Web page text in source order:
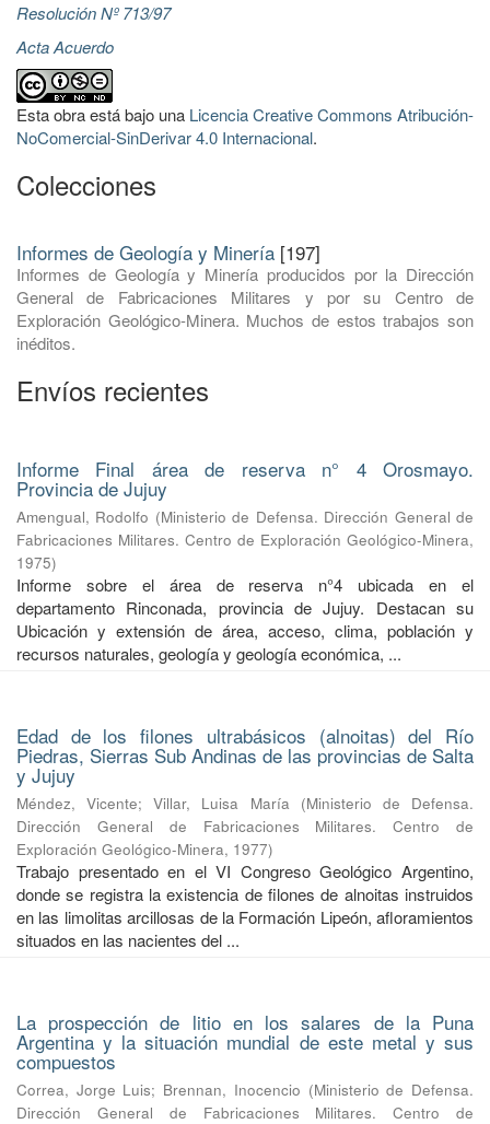
Resolución Nº 713/97
Acta Acuerdo
Esta obra está bajo una Licencia Creative Commons Atribución-
NoComercial-SinDerivar 4.0 Internacional.
Colecciones
Informes de Geología y Minería [197]
Informes de Geología y Minería producidos por la Dirección
General de Fabricaciones Militares y por su Centro de
Exploración Geológico-Minera. Muchos de estos trabajos son
inéditos.
Envíos recientes
Informe Final área de reserva n° 4 Orosmayo.
Provincia de Jujuy
Amengual, Rodolfo (Ministerio de Defensa. Dirección General de
Fabricaciones Militares. Centro de Exploración Geológico-Minera,
1975)
Informe sobre el área de reserva n°4 ubicada en el
departamento Rinconada, provincia de Jujuy. Destacan su
Ubicación y extensión de área, acceso, clima, población y
recursos naturales, geología y geología económica, ...
Edad de los filones ultrabásicos (alnoitas) del Río
Piedras, Sierras Sub Andinas de las provincias de Salta
y Jujuy
Méndez, Vicente;Villar, Luisa María (Ministerio de Defensa.
Dirección General de Fabricaciones Militares. Centro de
Exploración Geológico-Minera, 1977)
Trabajo presentado en el VI Congreso Geológico Argentino,
donde se registra la existencia de filones de alnoitas instruidos
en las limolitas arcillosas de la Formación Lipeón, afloramientos
situados en las nacientes del ...
La prospección de litio en los salares de la Puna
Argentina y la situación mundial de este metal y sus
compuestos
Correa, Jorge Luis; Brennan, Inocencio (Ministerio de Defensa.
Dirección General de Fabricaciones Militares. Centro de